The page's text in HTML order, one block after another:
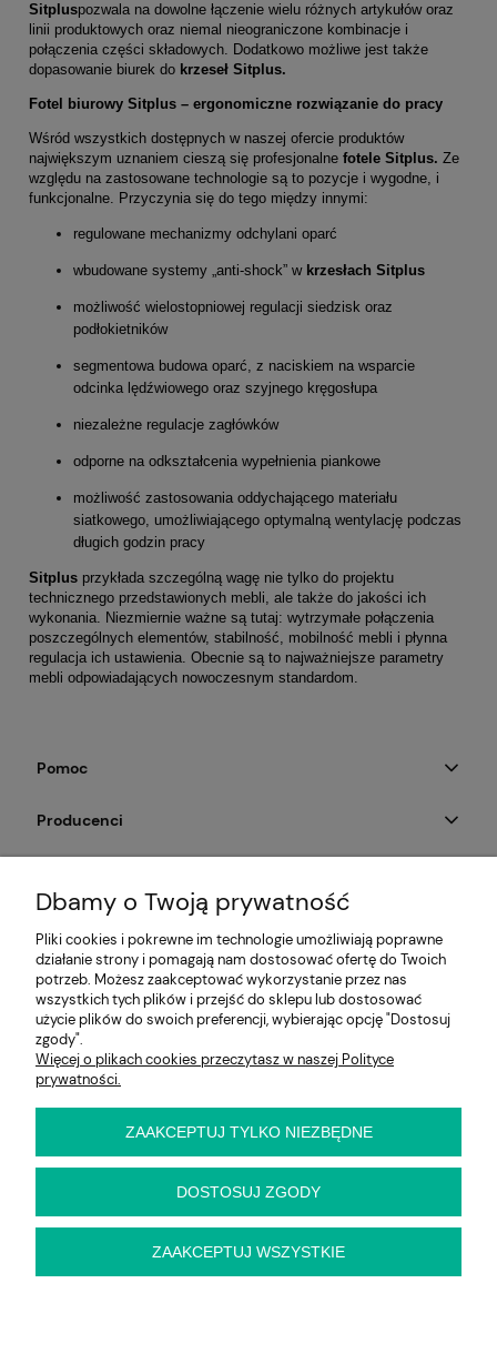
Sitpluspozwala na dowolne łączenie wielu różnych artykułów oraz
linii produktowych oraz niemal nieograniczone kombinacje i
połączenia części składowych. Dodatkowo możliwe jest także
dopasowanie biurek do krzeseł Sitplus.
Fotel biurowy Sitplus – ergonomiczne rozwiązanie do pracy
Wśród wszystkich dostępnych w naszej ofercie produktów
największym uznaniem cieszą się profesjonalne fotele Sitplus. Ze
względu na zastosowane technologie są to pozycje i wygodne, i
funkcjonalne. Przyczynia się do tego między innymi:
regulowane mechanizmy odchylani oparć
wbudowane systemy „anti-shock” w krzesłach Sitplus
możliwość wielostopniowej regulacji siedzisk oraz
podłokietników
segmentowa budowa oparć, z naciskiem na wsparcie
odcinka lędźwiowego oraz szyjnego kręgosłupa
niezależne regulacje zagłówków
odporne na odkształcenia wypełnienia piankowe
możliwość zastosowania oddychającego materiału
siatkowego, umożliwiającego optymalną wentylację podczas
długich godzin pracy
Sitplus przykłada szczególną wagę nie tylko do projektu
technicznego przedstawionych mebli, ale także do jakości ich
wykonania. Niezmiernie ważne są tutaj: wytrzymałe połączenia
poszczególnych elementów, stabilność, mobilność mebli i płynna
regulacja ich ustawienia. Obecnie są to najważniejsze parametry
mebli odpowiadających nowoczesnym standardom.
Pomoc
Producenci
Informacje
E-KRZESŁO
Biuro handlowe (bez ekspozycji). Prosimy o wcześniejszy
kontakt przed wizytą
ul. Cynamonowa 2,
woj. dolnośląskie
22 22 82 046,
biuro@e-krzeslo.com.pl
Dbamy o Twoją prywatność
Pliki cookies i pokrewne im technologie umożliwiają poprawne
działanie strony i pomagają nam dostosować ofertę do Twoich
potrzeb. Możesz zaakceptować wykorzystanie przez nas
wszystkich tych plików i przejść do sklepu lub dostosować
użycie plików do swoich preferencji, wybierając opcję "Dostosuj
zgody".
Więcej o plikach cookies przeczytasz w naszej Polityce
prywatności.
ZAAKCEPTUJ TYLKO NIEZBĘDNE
DOSTOSUJ ZGODY
ZAAKCEPTUJ WSZYSTKIE